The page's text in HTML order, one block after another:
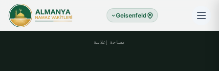
Geisenfeld
مساحة إعلانية